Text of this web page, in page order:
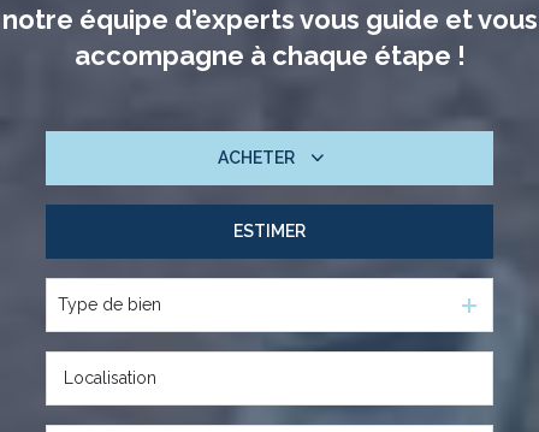
notre équipe d’experts vous guide et vous
accompagne à chaque étape !
ACHETER
ESTIMER
Type de bien